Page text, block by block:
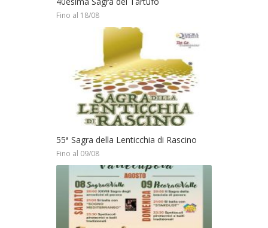
Fino al 18/08
55ª Sagra della Lenticchia di Rascino
Fino al 09/08